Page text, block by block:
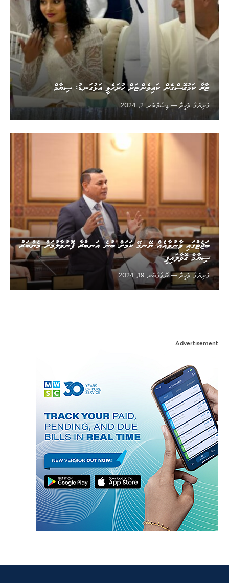
ޒާރާ ކަމުގޮސްގެން ކައިވެންޏަށް ހުށަހެޅީ އަޅުގަނޑު: ސިޔާމް
މަރިޔަމް ވަހީދާ
ޑިސެމްބަރ 2, 2024
ބަޖެޓުގައި ވާނުވާއެއް ނޭނގޭ ކަމަށް ބުނެ އަނބުރާ ފޮނުވާލުމަށް މެންބަރު
ސިޔާމް ގޮވާލައިފި
މަރިޔަމް ވަހީދާ
ނޮވެމްބަރ 19, 2024
Advertisement